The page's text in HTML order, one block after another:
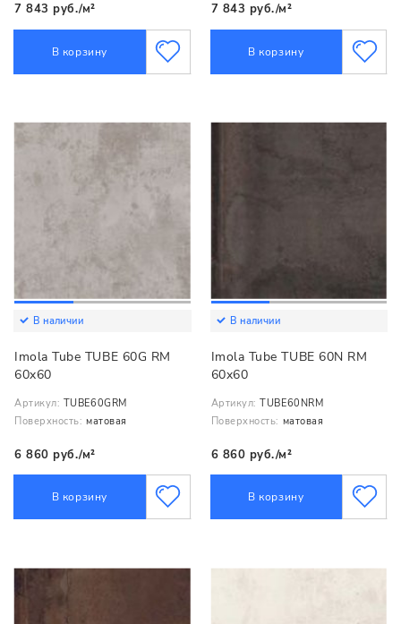
7 843 руб./м²
В корзину
7 843 руб./м²
В корзину
В наличии
Imola Tube TUBE 60G RM
60x60
Артикул: TUBE60GRM
Поверхность: матовая
6 860 руб./м²
В корзину
В наличии
Imola Tube TUBE 60N RM
60x60
Артикул: TUBE60NRM
Поверхность: матовая
6 860 руб./м²
В корзину